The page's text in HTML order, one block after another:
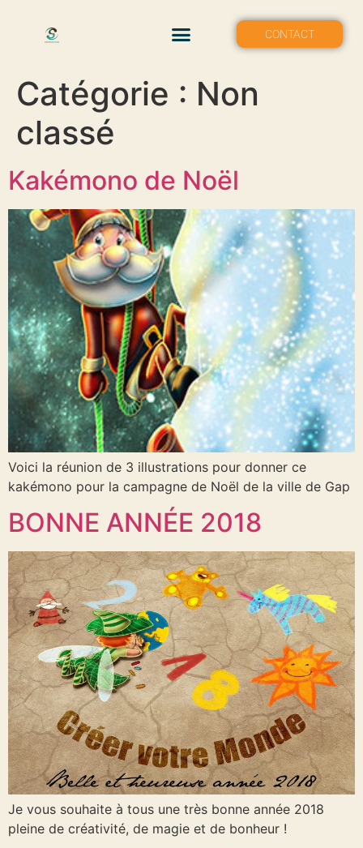
CONTACT
Catégorie : Non
classé
Kakémono de Noël
Voici la réunion de 3 illustrations pour donner ce
kakémono pour la campagne de Noël de la ville de Gap
BONNE ANNÉE 2018
Je vous souhaite à tous une très bonne année 2018
pleine de créativité, de magie et de bonheur !